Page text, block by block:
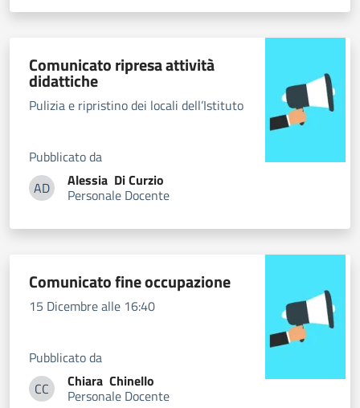
Comunicato ripresa attività
didattiche
Pulizia e ripristino dei locali dell’Istituto
Pubblicato da
ADAlessia Di Curzio
Alessia Di Curzio
Personale Docente
Comunicato fine occupazione
15 Dicembre alle 16:40
Pubblicato da
CCChiara Chinello
Chiara Chinello
Personale Docente